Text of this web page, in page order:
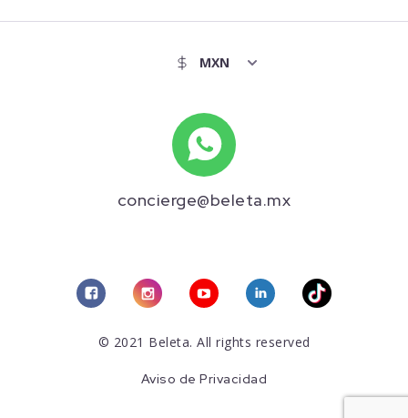
concierge@beleta.mx
© 2021 Beleta. All rights reserved
Aviso de Privacidad